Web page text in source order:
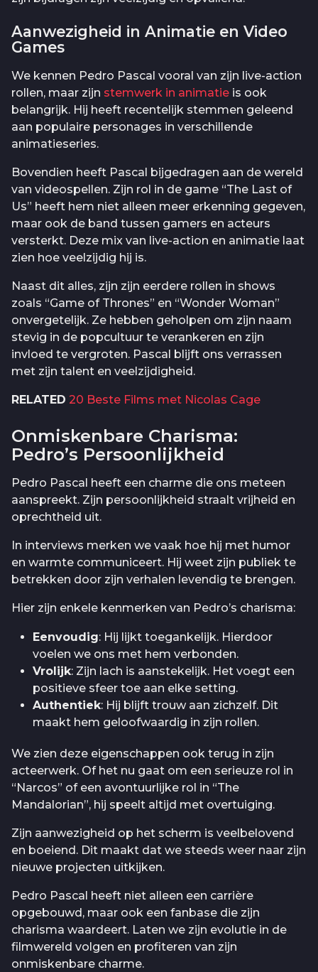
Aanwezigheid in Animatie en Video
Games
We kennen Pedro Pascal vooral van zijn live-action
rollen, maar zijn stemwerk in animatie is ook
belangrijk. Hij heeft recentelijk stemmen geleend
aan populaire personages in verschillende
animatieseries.
Bovendien heeft Pascal bijgedragen aan de wereld
van videospellen. Zijn rol in de game “The Last of
Us” heeft hem niet alleen meer erkenning gegeven,
maar ook de band tussen gamers en acteurs
versterkt. Deze mix van live-action en animatie laat
zien hoe veelzijdig hij is.
Naast dit alles, zijn zijn eerdere rollen in shows
zoals “Game of Thrones” en “Wonder Woman”
onvergetelijk. Ze hebben geholpen om zijn naam
stevig in de popcultuur te verankeren en zijn
invloed te vergroten. Pascal blijft ons verrassen
met zijn talent en veelzijdigheid.
RELATED 20 Beste Films met Nicolas Cage
Onmiskenbare Charisma:
Pedro’s Persoonlijkheid
Pedro Pascal heeft een charme die ons meteen
aanspreekt. Zijn persoonlijkheid straalt vrijheid en
oprechtheid uit.
In interviews merken we vaak hoe hij met humor
en warmte communiceert. Hij weet zijn publiek te
betrekken door zijn verhalen levendig te brengen.
Hier zijn enkele kenmerken van Pedro’s charisma:
Eenvoudig: Hij lijkt toegankelijk. Hierdoor
voelen we ons met hem verbonden.
Vrolijk: Zijn lach is aanstekelijk. Het voegt een
positieve sfeer toe aan elke setting.
Authentiek: Hij blijft trouw aan zichzelf. Dit
maakt hem geloofwaardig in zijn rollen.
We zien deze eigenschappen ook terug in zijn
acteerwerk. Of het nu gaat om een serieuze rol in
“Narcos” of een avontuurlijke rol in “The
Mandalorian”, hij speelt altijd met overtuiging.
Zijn aanwezigheid op het scherm is veelbelovend
en boeiend. Dit maakt dat we steeds weer naar zijn
nieuwe projecten uitkijken.
Pedro Pascal heeft niet alleen een carrière
opgebouwd, maar ook een fanbase die zijn
charisma waardeert. Laten we zijn evolutie in de
filmwereld volgen en profiteren van zijn
onmiskenbare charme.